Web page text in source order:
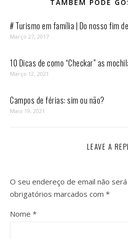
TAMBÉM PODE
# Turismo em família | Do nosso fim
Março 27, 2017
10 Dicas de como “Checkar” as
Março 12, 2021
Campos de férias: sim ou não?
Maio 19, 2021
LEAVE A
O seu endereço de email não
obrigatórios marcados com *
Nome *